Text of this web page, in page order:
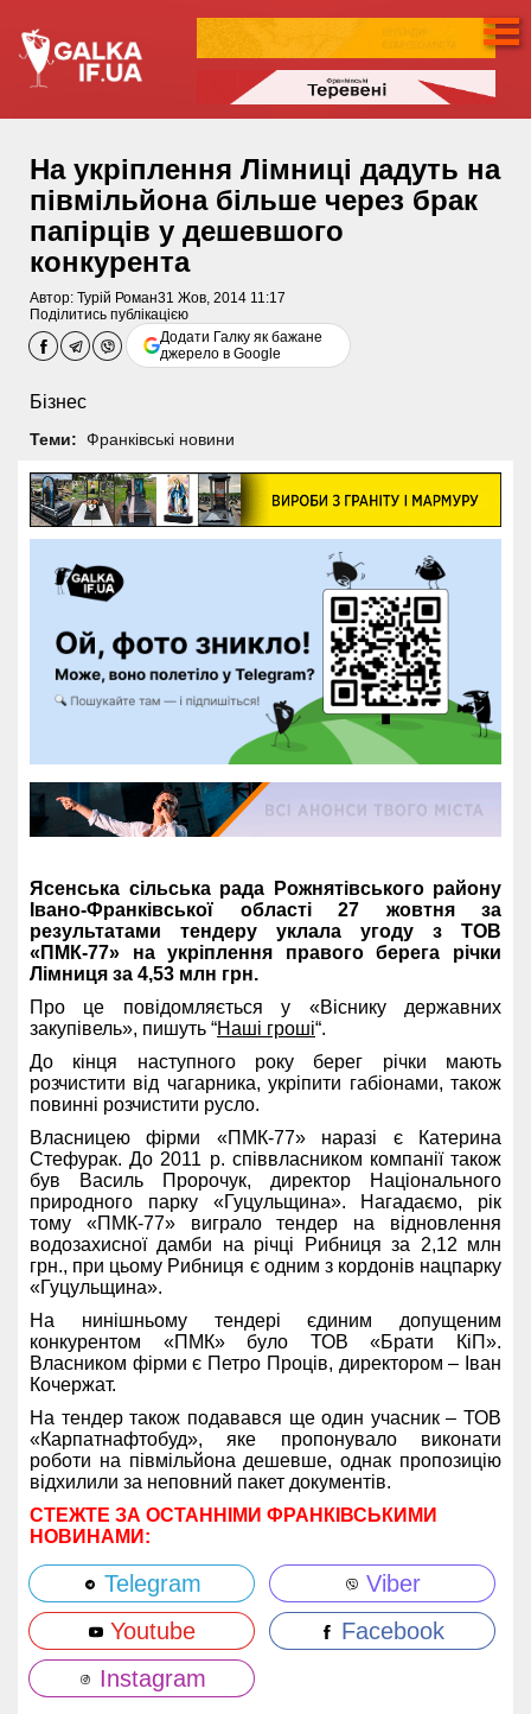
На укріплення Лімниці дадуть на
півмільйона більше через брак
папірців у дешевшого
конкурента
Автор: Турій Роман31 Жов, 2014 11:17
Поділитись публікацією
Додати Галку як бажане
джерело в Google
Бізнес
Теми: Франківські новини
Ясенська сільська рада Рожнятівського району
Івано-Франківської області 27 жовтня за
результатами тендеру уклала угоду з ТОВ
«ПМК-77» на укріплення правого берега річки
Лімниця за 4,53 млн грн.
Про це повідомляється у «Віснику державних
закупівель», пишуть “Наші гроші“.
До кінця наступного року берег річки мають
розчистити від чагарника, укріпити габіонами, також
повинні розчистити русло.
Власницею фірми «ПМК-77» наразі є Катерина
Стефурак. До 2011 р. співвласником компанії також
був Василь Пророчук, директор Національного
природного парку «Гуцульщина». Нагадаємо, рік
тому «ПМК-77» виграло тендер на відновлення
водозахисної дамби на річці Рибниця за 2,12 млн
грн., при цьому Рибниця є одним з кордонів нацпарку
«Гуцульщина».
На нинішньому тендері єдиним допущеним
конкурентом «ПМК» було ТОВ «Брати КіП».
Власником фірми є Петро Проців, директором – Іван
Кочержат.
На тендер також подавався ще один учасник – ТОВ
«Карпатнафтобуд», яке пропонувало виконати
роботи на півмільйона дешевше, однак пропозицію
відхилили за неповний пакет документів.
СТЕЖТЕ ЗА ОСТАННІМИ ФРАНКІВСЬКИМИ
НОВИНАМИ:
Telegram
Viber
Youtube
Facebook
Instagram